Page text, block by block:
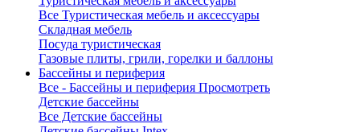
Все Туристическая мебель и аксессуары
Складная мебель
Посуда туристическая
Газовые плиты, грили, горелки и баллоны
Бассейны и периферия
Все - Бассейны и периферия Просмотреть
Детские бассейны
Все Детские бассейны